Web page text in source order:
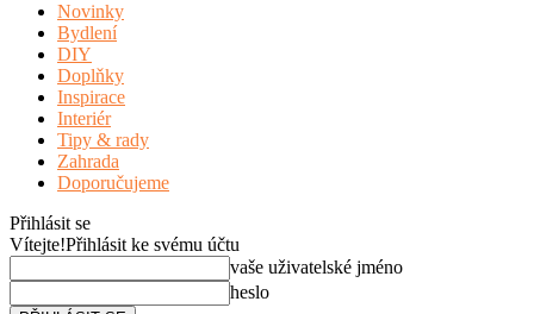
Novinky
Bydlení
DIY
Doplňky
Inspirace
Interiér
Tipy & rady
Zahrada
Doporučujeme
Přihlásit se
Vítejte!Přihlásit ke svému účtu
vaše uživatelské jméno
heslo